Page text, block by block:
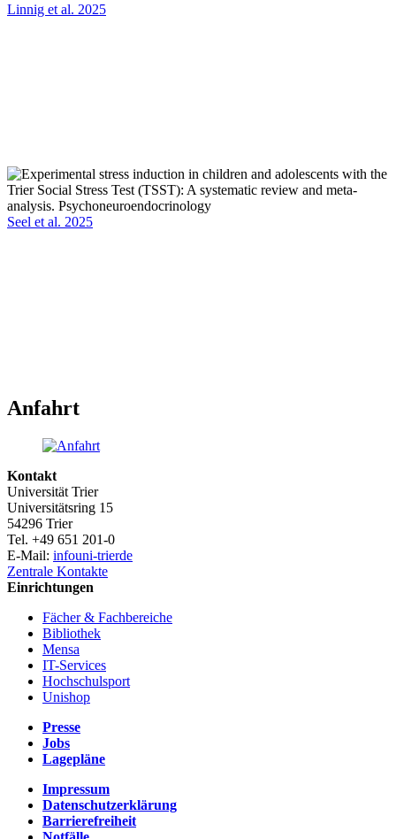
Linnig et al. 2025
Seel et al. 2025
Anfahrt
Kontakt
Universität Trier
Universitätsring 15
54296 Trier
Tel. +49 651 201-0
E-Mail: infouni-trierde
Zentrale Kontakte
Einrichtungen
Fächer & Fachbereiche
Bibliothek
Mensa
IT-Services
Hochschulsport
Unishop
Presse
Jobs
Lagepläne
Impressum
Datenschutzerklärung
Barrierefreiheit